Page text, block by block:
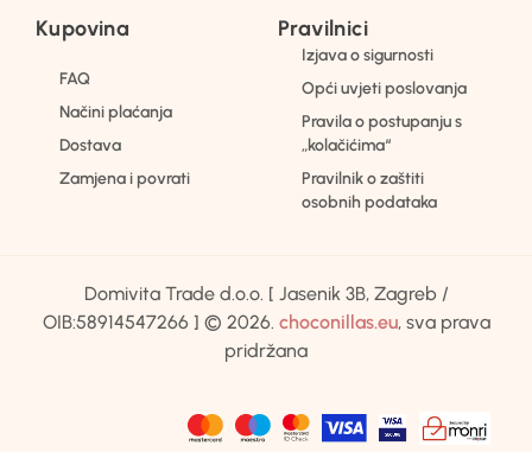
Kupovina
FAQ
Načini plaćanja
Dostava
Zamjena i povrati
Pravilnici
Izjava o sigurnosti
Opći uvjeti poslovanja
Pravila o postupanju s
„kolačićima“
Pravilnik o zaštiti
osobnih podataka
Domivita Trade d.o.o. [ Jasenik 3B, Zagreb /
OIB:58914547266 ] © 2026. choconillas.eu, sva prava
pridržana